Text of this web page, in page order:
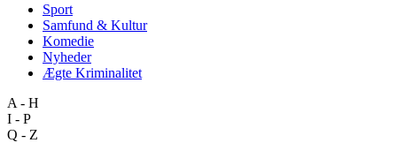
Sport
Samfund & Kultur
Komedie
Nyheder
Ægte Kriminalitet
A - H
I - P
Q - Z